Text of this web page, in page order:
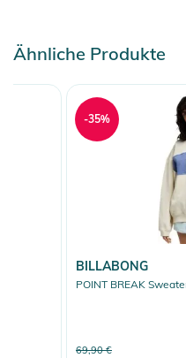
Ähnliche Produkte
BILLABONG
POINT BREAK
69,90 €
-35%